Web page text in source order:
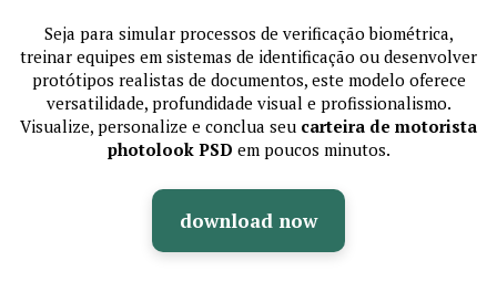
Seja para simular processos de verificação biométrica,
treinar equipes em sistemas de identificação ou desenvolver
protótipos realistas de documentos, este modelo oferece
versatilidade, profundidade visual e profissionalismo.
Visualize, personalize e conclua seu carteira de motorista
photolook PSD em poucos minutos.
download now